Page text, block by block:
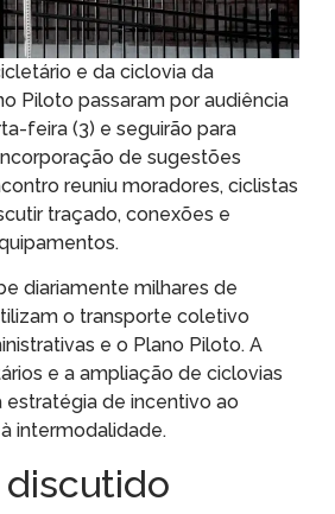
e da ciclovia da
Piloto passaram por audiência
feira (3) e seguirão para
de sugestões
reuniu moradores, ciclistas
traçado, conexões e
diariamente milhares de
o transporte coletivo
e o Plano Piloto. A
e a ampliação de ciclovias
estratégia de incentivo ao
intermodalidade.
discutido